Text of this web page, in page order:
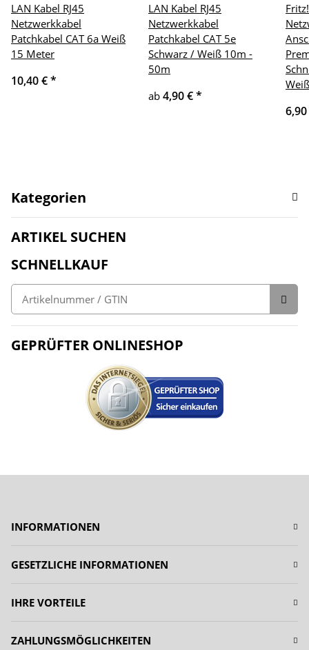
LAN Kabel RJ45
Netzwerkkabel
Patchkabel CAT 6a Weiß
15 Meter
10,40 €*
LAN Kabel RJ45
Netzwerkkabel
Patchkabel CAT 5e
Schwarz / Weiß 10m -
50m
ab 4,90 €*
Kategorien
ARTIKEL SUCHEN
SCHNELLKAUF
GEPRÜFTER ONLINESHOP
INFORMATIONEN
GESETZLICHE INFORMATIONEN
IHRE VORTEILE
ZAHLUNGSMÖGLICHKEITEN